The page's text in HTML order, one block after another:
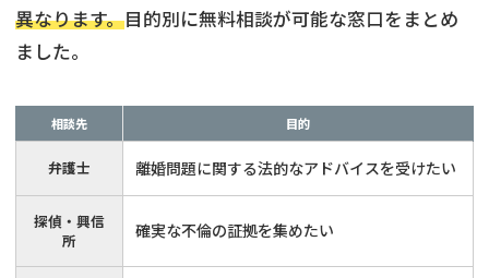
DV
離婚したくない
その他の男女問題
異なります。目的別に無料相談が可能な窓口をまとめ
ました。
相談先 目的
弁護士 離婚問題に関する法的なアドバイスを受けたい
探偵・興信
所
確実な不倫の証拠を集めたい